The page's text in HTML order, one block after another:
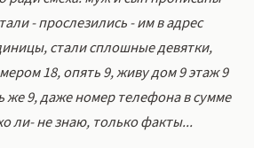
- прослезились - им в адрес
стали сплошные девятки,
18, опять 9, живу дом 9 этаж 9
же 9, даже номер телефона в сумме
ли- не знаю, только факты...